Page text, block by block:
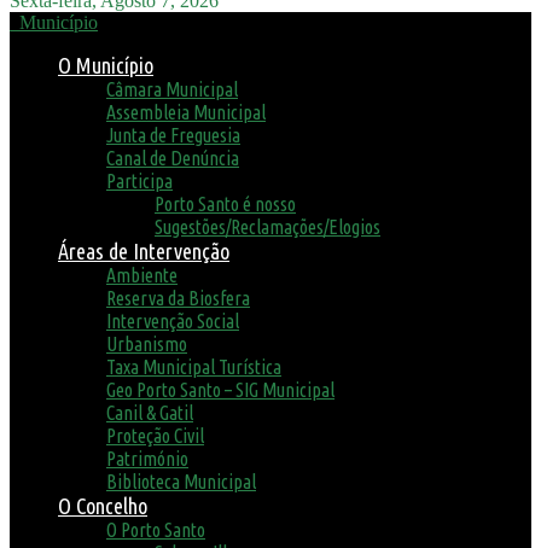
Município
O Município
Câmara Municipal
Assembleia Municipal
Junta de Freguesia
Canal de Denúncia
Participa
Porto Santo é nosso
Sugestões/Reclamações/Elogios
Áreas de Intervenção
Ambiente
Reserva da Biosfera
Intervenção Social
Urbanismo
Taxa Municipal Turística
Geo Porto Santo – SIG Municipal
Canil & Gatil
Proteção Civil
Património
Biblioteca Municipal
O Concelho
O Porto Santo